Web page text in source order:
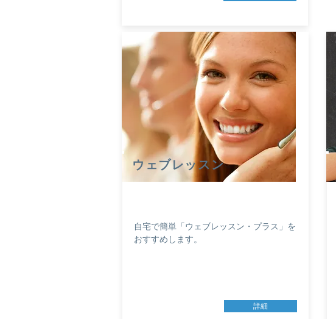
​ウェブレッスン
自宅で簡単「ウェブレッスン・プラス」を
おすすめします。
詳細